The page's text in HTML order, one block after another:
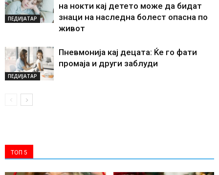
ПЕДИЈАТАР
на нокти кај детето може да бидат
знаци на наследна болест опасна по
живот
ПЕДИЈАТАР
Пневмонија кај децата: Ќе го фати
промаја и други заблуди
ТОП 5